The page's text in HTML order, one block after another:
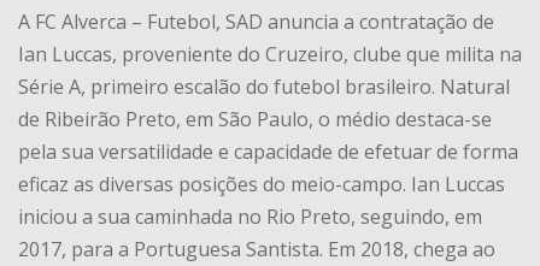
A FC Alverca – Futebol, SAD anuncia a contratação de
Ian Luccas, proveniente do Cruzeiro, clube que milita na
Série A, primeiro escalão do futebol brasileiro. Natural
de Ribeirão Preto, em São Paulo, o médio destaca-se
pela sua versatilidade e capacidade de efetuar de forma
eficaz as diversas posições do meio-campo. Ian Luccas
iniciou a sua caminhada no Rio Preto, seguindo, em
2017, para a Portuguesa Santista. Em 2018, chega ao